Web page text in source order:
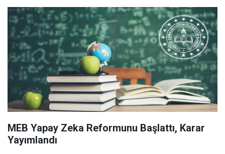
MEB Yapay Zeka Reformunu Başlattı, Karar
Yayımlandı